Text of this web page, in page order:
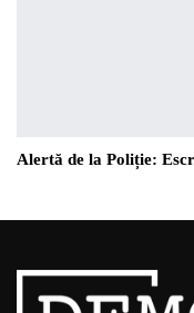
Alertă de la Poliție: